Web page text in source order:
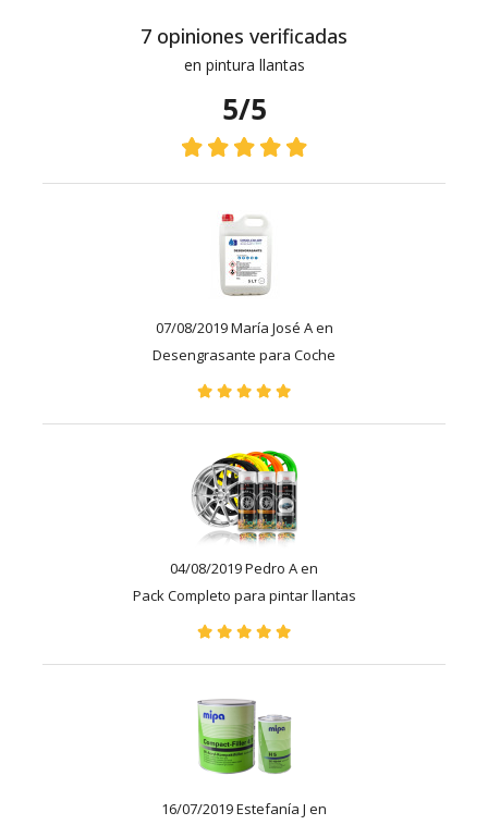
7 opiniones verificadas
en pintura llantas
5/5
07/08/2019 María José A en
Desengrasante para Coche
04/08/2019 Pedro A en
Pack Completo para pintar llantas
16/07/2019 Estefanía J en